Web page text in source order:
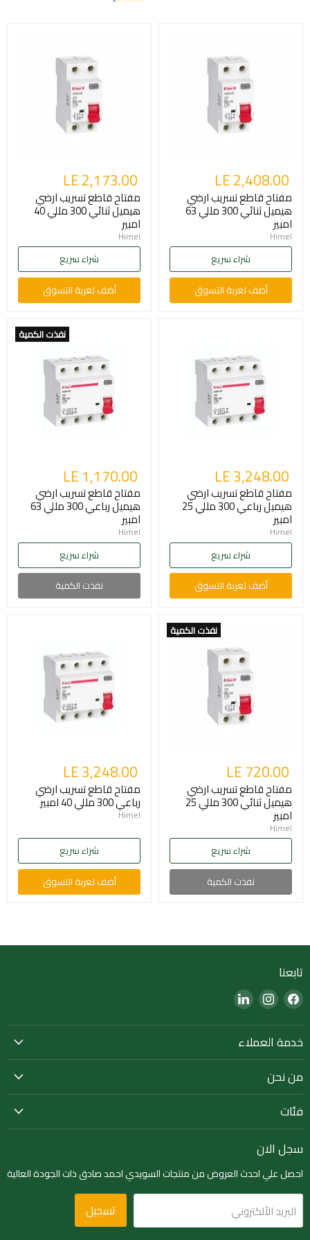
LE 2,408.00
مفتاح قاطع تسريب ارضي
هيميل ثنائي 300 مللي 63
امبير
Himel
شراء سريع
أضف لعربة التسوق
LE 2,173.00
مفتاح قاطع تسريب ارضي
هيميل ثنائي 300 مللي 40
امبير
Himel
شراء سريع
أضف لعربة التسوق
LE 3,248.00
مفتاح قاطع تسريب ارضي
هيميل رباعي 300 مللي 25
امبير
Himel
شراء سريع
أضف لعربة التسوق
نفذت الكمية
LE 1,170.00
مفتاح قاطع تسريب ارضي
هيميل رباعي 300 مللي 63
امبير
Himel
شراء سريع
نفذت الكمية
نفذت الكمية
LE 720.00
مفتاح قاطع تسريب ارضي
هيميل ثنائي 300 مللي 25
امبير
Himel
شراء سريع
نفذت الكمية
LE 3,248.00
مفتاح قاطع تسريب ارضي
رباعي 300 مللي 40 امبير
Himel
شراء سريع
أضف لعربة التسوق
تابعنا
Find
us
on
Facebook
Find
us
on
Instagram
Find
on
خدمة العملاء
من نحن
فئات
سجل الان
احصل علي احدث العروض من منتجات السويدي احمد صادق ذات الجودة العالية
البريد الألكتروني تسجيل